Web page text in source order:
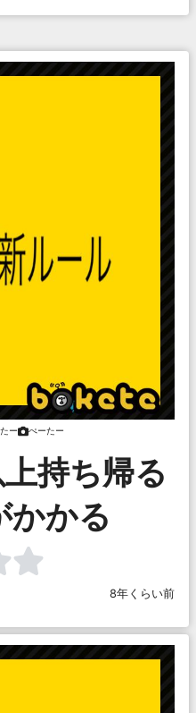
ー ぺーたー
持ち帰る
かかる
8年くらい前